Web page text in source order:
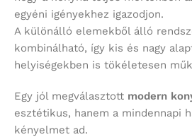
egyéni igényekhez igazodjon.
A különálló elemekből álló
kombinálható, így kis és nagy
helyiségekben is tökéletesen
Egy jól megválasztott modern
esztétikus, hanem a mindennapi
kényelmet ad.